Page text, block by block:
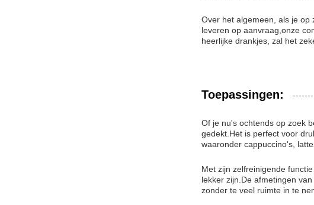
Over het algemeen, als je op
leveren op aanvraag,onze
heerlijke drankjes, zal het
Toepassingen:
Of je nu's ochtends op zoek
gedekt.Het is perfect voor
waaronder cappuccino's,
Met zijn zelfreinigende
lekker zijn.De afmetingen
zonder te veel ruimte in te